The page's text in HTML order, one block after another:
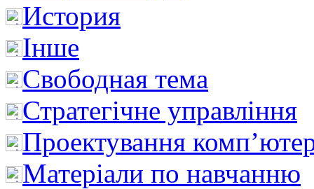
История
Інше
Свободная тема
Стратегічне управління
Проектування
Матеріали по навчанню